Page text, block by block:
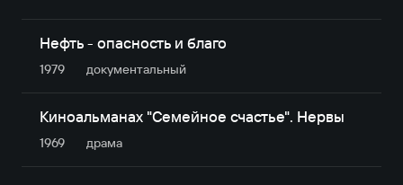
Нефть - опасность и благо
1979 документальный
Киноальманах "Семейное счастье". Нервы
1969 драма